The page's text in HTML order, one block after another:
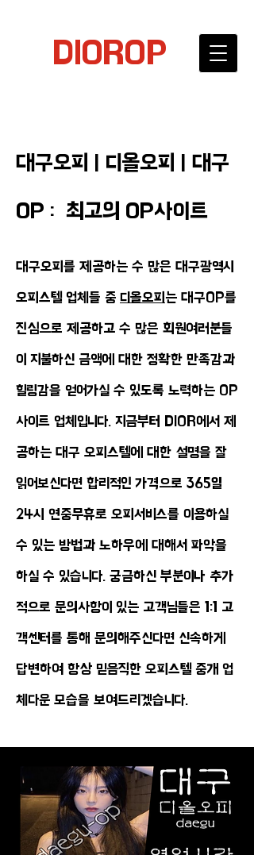
DIOROP
대구오피 | 디올오피 | 대구
OP : 최고의 OP사이트
대구오피를 제공하는 수 많은 대구광역시
오피스텔 업체들 중 디올오피 는 대구OP를
진심으로 제공하고 수 많은 회원여러분들
이 지불하신 금액에 대한 정확한 만족감과
힐링감을 얻어가실 수 있도록 노력하는 OP
사이트 업체입니다. 지금부터 DIOR에서 제
공하는 대구 오피스텔에 대한 설명을 잘
읽어보신다면 합리적인 가격으로 365일
24시 연중무휴로 오피서비스를 이용하실
수 있는 방법과 노하우에 대해서 파악을
하실 수 있습니다. 궁금하신 부분이나 추가
적으로 문의사항이 있는 고객님들은 1:1 고
객센터를 통해 문의해주신다면 신속하게
답변하여 항상 믿음직한 오피스텔 중개 업
체다운 모습을 보여드리겠습니다.